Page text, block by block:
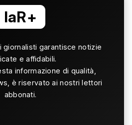
laR+
giornalisti garantisce notizie
e affidabili.
informazione di qualità,
è riservato ai nostri lettori
abbonati.